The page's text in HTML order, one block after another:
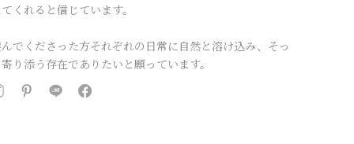
てくれると信じています。
でくださった方それぞれの日常に自然と溶け込み、そっ
寄り添う存在でありたいと願っています。